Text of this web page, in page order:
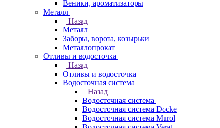
Веники, ароматизаторы
Металл
Назад
Металл
Заборы, ворота, козырьки
Металлопрокат
Отливы и водосточка
Назад
Отливы и водосточка
Водосточная система
Назад
Водосточная система
Водосточная система Docke
Водосточная система Murol